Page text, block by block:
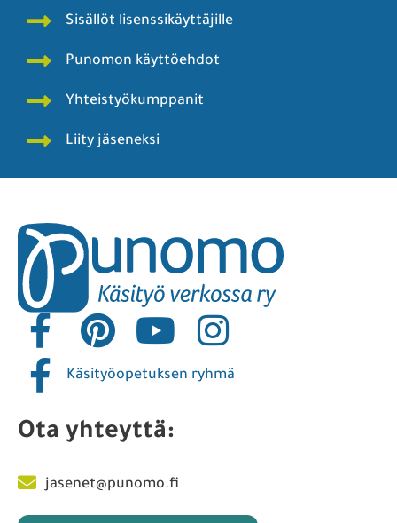
Sisällöt lisenssikäyttäjille
Punomon käyttöehdot
Yhteistyökumppanit
Liity jäseneksi
Käsityöopetuksen ryhmä
Ota yhteyttä:
jasenet@punomo.fi